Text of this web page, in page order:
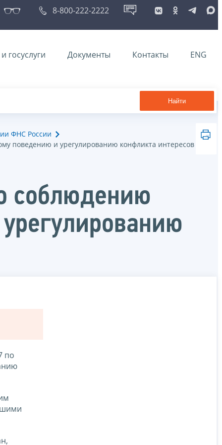
8-800-222-2222
госуслуги Документы Контакты ENG
Найти
ФНС России
поведению и урегулированию конфликта интересов
соблюдению
по